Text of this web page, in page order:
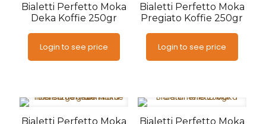
Bialetti Perfetto Moka
Deka Koffie 250gr
Login to see price
Bialetti Perfetto Moka
Pregiato Koffie 250gr
Login to see price
Bialetti Perfetto Moka Bialetti Perfetto Moka